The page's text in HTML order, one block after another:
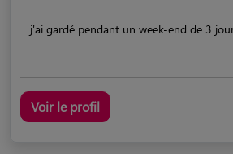
j'ai gardé pendant un week-end de 3
Voir le profil